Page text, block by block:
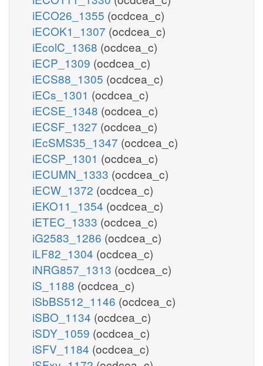
iECO26_1355 (ocdcea_c)
iECOK1_1307 (ocdcea_c)
iEcolC_1368 (ocdcea_c)
iECP_1309 (ocdcea_c)
iECS88_1305 (ocdcea_c)
iECs_1301 (ocdcea_c)
iECSE_1348 (ocdcea_c)
iECSF_1327 (ocdcea_c)
iEcSMS35_1347 (ocdcea_c)
iECSP_1301 (ocdcea_c)
iECUMN_1333 (ocdcea_c)
iECW_1372 (ocdcea_c)
iEKO11_1354 (ocdcea_c)
iETEC_1333 (ocdcea_c)
iG2583_1286 (ocdcea_c)
iLF82_1304 (ocdcea_c)
iNRG857_1313 (ocdcea_c)
iS_1188 (ocdcea_c)
iSbBS512_1146 (ocdcea_c)
iSBO_1134 (ocdcea_c)
iSDY_1059 (ocdcea_c)
iSFV_1184 (ocdcea_c)